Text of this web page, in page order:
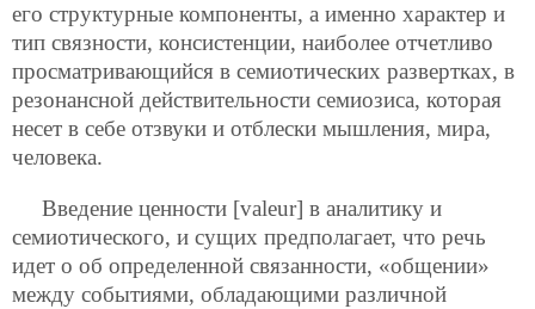
его структурные компоненты, а именно характер и
тип связности, консистенции, наиболее отчетливо
просматривающийся в семиотических развертках, в
резонансной действительности семиозиса, которая
несет в себе отзвуки и отблески мышления, мира,
человека.
Введение ценности [valeur] в аналитику и
семиотического, и сущих предполагает, что речь
идет о об определенной связанности, «общении»
между событиями, обладающими различной